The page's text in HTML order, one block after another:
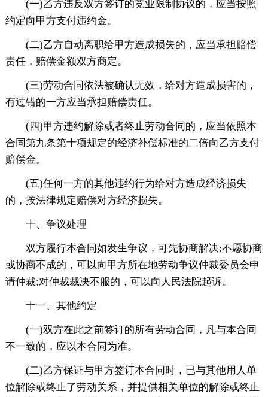
(一)乙方违反双方签订的竞业限制协议的，应当按照
约定向甲方支付违约金。
(二)乙方自动离职给甲方造成损失的，应当承担赔偿
责任，赔偿金额双方商定。
(三)劳动合同依法被确认无效，给对方造成损害的，
有过错的一方应当承担赔偿责任。
(四)甲方违约解除或者终止劳动合同的，应当依照本
合同第九条第十项规定的经济补偿标准的二倍向乙方支付
赔偿金。
(五)任何一方的其他违约行为给对方造成经济损失
的，按法律规定赔偿对方经济损失。
十、争议处理
双方履行本合同如发生争议，可先协商解决;不愿协商
或协商不成的，可以向甲方所在地劳动争议仲裁委员会申
请仲裁;对仲裁裁决不服的，可以向人民法院起诉。
十一、其他约定
(一)双方在此之前签订的所有劳动合同，凡与本合同
不一致的，应以本合同为准。
(二)乙方保证与甲方签订本合同时，已与其他用人单
位解除或终止了劳动关系，并提供相关单位的解除或终止